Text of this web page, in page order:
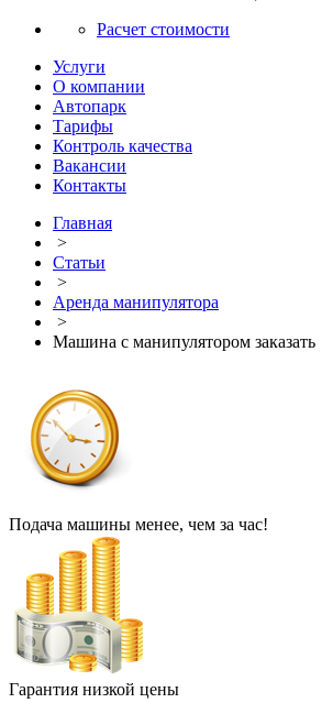
Расчет стоимости
Услуги
О компании
Автопарк
Тарифы
Контроль качества
Вакансии
Контакты
Главная
>
Статьи
>
Аренда манипулятора
>
Машина с манипулятором заказать
Подача машины менее, чем за час!
Гарантия низкой цены